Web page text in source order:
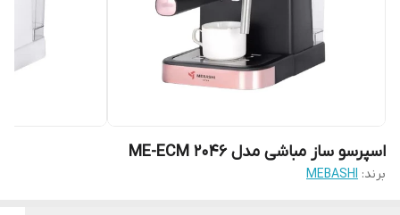
اسپرسو ساز مباشی مدل ME-ECM 2046
برند: MEBASHI